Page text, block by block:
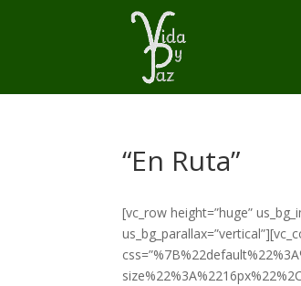
“En Ruta”
[vc_row height=”huge”